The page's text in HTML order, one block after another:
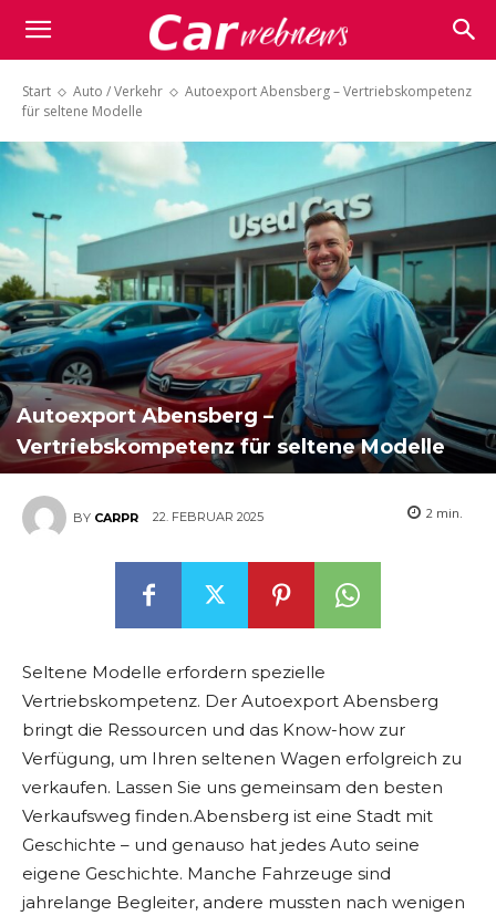
Carwebnews.com
Start Auto / Verkehr
Autoexport Abensberg – Vertriebskompetenz
für seltene Modelle
Autoexport Abensberg –
Vertriebskompetenz für seltene Modelle
BY CARPR 22. FEBRUAR 2025 2 min.
Seltene Modelle erfordern spezielle
Vertriebskompetenz. Der Autoexport Abensberg
bringt die Ressourcen und das Know-how zur
Verfügung, um Ihren seltenen Wagen erfolgreich zu
verkaufen. Lassen Sie uns gemeinsam den besten
Verkaufsweg finden.Abensberg ist eine Stadt mit
Geschichte – und genauso hat jedes Auto seine
eigene Geschichte. Manche Fahrzeuge sind
jahrelange Begleiter, andere mussten nach wenigen